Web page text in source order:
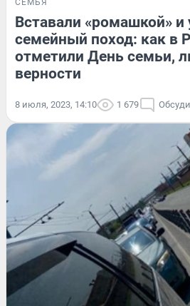
СЕМЬЯ
Вставали «ромашкой» и
семейный поход: как в
отметили День семьи,
верности
8 июля, 2023, 14:10 1 679